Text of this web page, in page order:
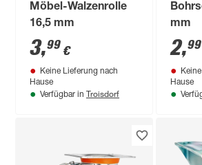
Möbel-Walzenrolle
16,5 mm
3,99 €
Keine Lieferung nach
Hause
Verfügbar in Troisdorf
mm
2,99
Hause